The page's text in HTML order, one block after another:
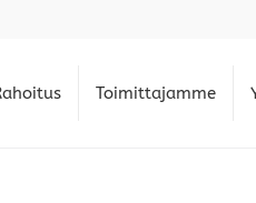
Toimittajamme